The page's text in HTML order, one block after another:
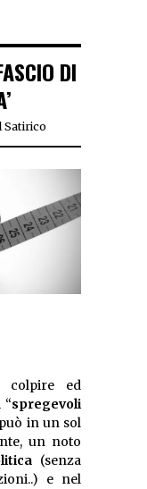
DI
Satirico
ed
“spregevoli
in un sol
un noto
(senza
e nel